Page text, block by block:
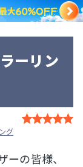
ーリン
グ
の皆様、